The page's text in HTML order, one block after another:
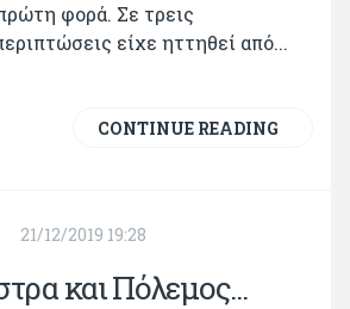
φορά. Σε τρεις
είχε ηττηθεί από...
CONTINUE READING
21/12/2019 19:28
και Πόλεμος...